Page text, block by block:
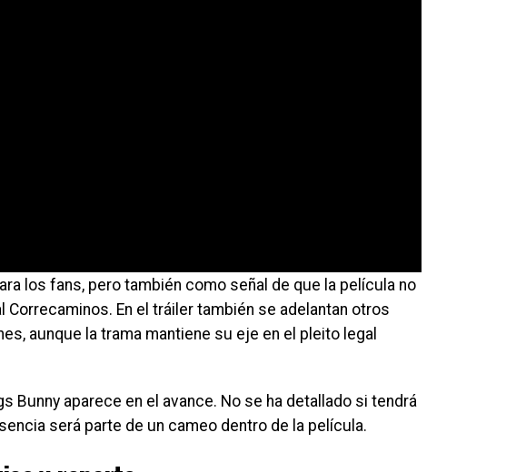
los fans, pero también como señal de que la película no
Correcaminos. En el tráiler también se adelantan otros
aunque la trama mantiene su eje en el pleito legal
Bunny aparece en el avance. No se ha detallado si tendrá
será parte de un cameo dentro de la película.